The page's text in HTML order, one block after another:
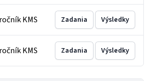
KMS Zadania Výsledky
KMS Zadania Výsledky